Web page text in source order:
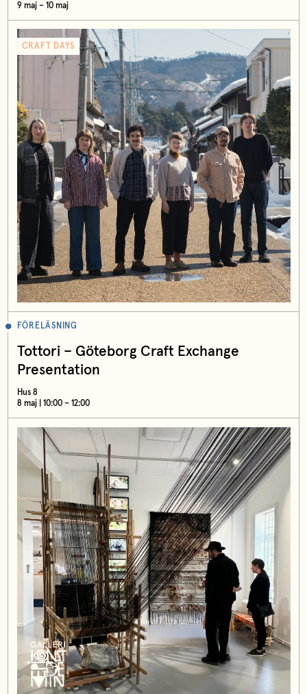
9 maj – 10 maj
CRAFT DAYS
FÖRELÄSNING
Tottori – Göteborg Craft Exchange
Presentation
Hus 8
8 maj | 10:00 – 12:00